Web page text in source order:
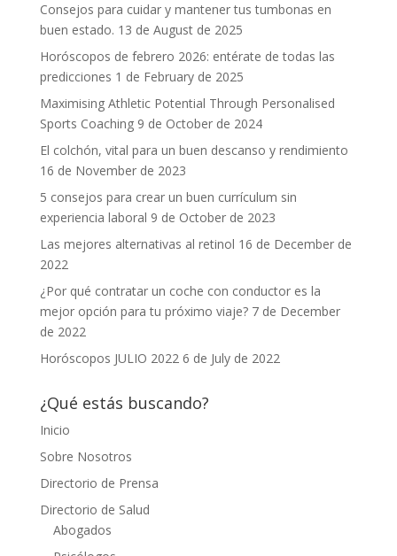
Consejos para cuidar y mantener tus tumbonas en
buen estado. 13 de August de 2025
Horóscopos de febrero 2026: entérate de todas las
predicciones 1 de February de 2025
Maximising Athletic Potential Through Personalised
Sports Coaching 9 de October de 2024
El colchón, vital para un buen descanso y rendimiento
16 de November de 2023
5 consejos para crear un buen currículum sin
experiencia laboral 9 de October de 2023
Las mejores alternativas al retinol 16 de December de
2022
¿Por qué contratar un coche con conductor es la
mejor opción para tu próximo viaje? 7 de December
de 2022
Horóscopos JULIO 2022 6 de July de 2022
¿Qué estás buscando?
Inicio
Sobre Nosotros
Directorio de Prensa
Directorio de Salud
Abogados